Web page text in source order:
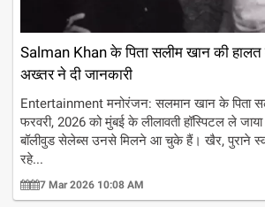
Salman Khan के पिता सलीम खान की हालत
अख्तर ने दी जानकारी
Entertainment मनोरंजन: सलमान खान के पिता
फरवरी, 2026 को मुंबई के लीलावती हॉस्पिटल ले
बॉलीवुड सेलेब्स उनसे मिलने आ चुके हैं। खैर, पुराने
रहे...
7 Mar 2026 10:08 AM